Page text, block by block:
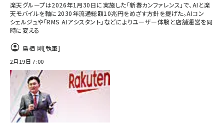
楽天グループは2026年1月30日に実施した「新春カンファレンス」で、AIと楽
天モバイルを軸に2030年流通総額10兆円をめざす方針を提げた。AIコン
シェルジュや「RMS AIアシスタント」などによりユーザー体験と店舗運営を同
時に変える
鳥栖 剛[執筆]
2月19日 7:00